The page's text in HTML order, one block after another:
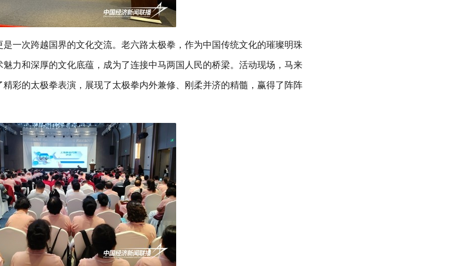
一次跨越国界的文化交流。老六路太极拳，作为中国传统文化的璀璨明珠
力和深厚的文化底蕴，成为了连接中马两国人民的桥梁。活动现场，马来
彩的太极拳表演，展现了太极拳内外兼修、刚柔并济的精髓，赢得了阵阵